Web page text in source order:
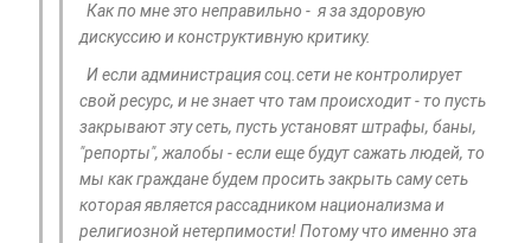
Как по мне это неправильно - я за здоровую
дискуссию и конструктивную критику.
И если администрация соц.сети не контролирует
свой ресурс, и не знает что там происходит - то пусть
закрывают эту сеть, пусть установят штрафы, баны,
"репорты", жалобы - если еще будут сажать людей, то
мы как граждане будем просить закрыть саму сеть
которая является рассадником национализма и
религиозной нетерпимости! Потому что именно эта